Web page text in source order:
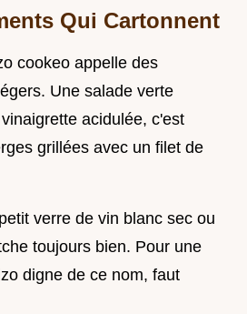
Qui Cartonnent
cookeo appelle des
Une salade verte
acidulée, c'est
grillées avec un filet de
verre de vin blanc sec ou
toujours bien. Pour une
digne de ce nom, faut